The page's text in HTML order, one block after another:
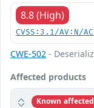
8.8 (High)
CVSS:3.1/AV:N/
CWE-502 -
Affected products
Known affected